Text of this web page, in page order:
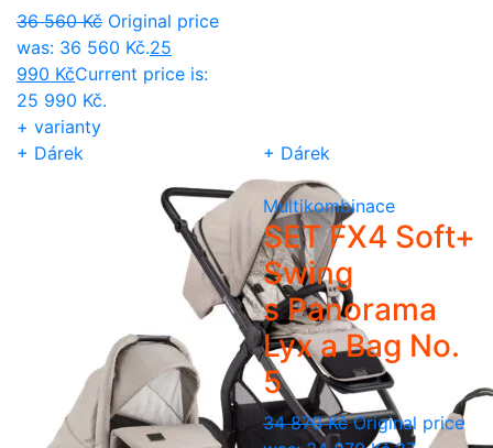
36 560Kč Original price
was: 36 560 Kč.25
990 KčCurrent price is:
25 990 Kč.
+ varianty
+ Dárek + Dárek
Multikombinace
SET FX4 Soft+
Swing
s Panorama
Lyx a Bag No.
5
34 870Kč Original price